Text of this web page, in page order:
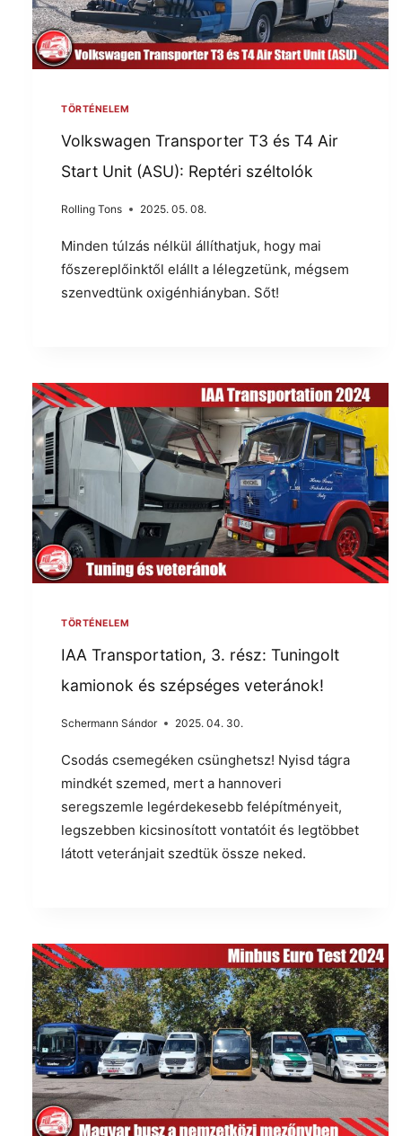
TÖRTÉNELEM
Volkswagen Transporter T3 és T4 Air
Start Unit (ASU): Reptéri széltolók
Rolling Tons 2025. 05. 08.
Minden túlzás nélkül állíthatjuk, hogy mai
főszereplőinktől elállt a lélegzetünk, mégsem
szenvedtünk oxigénhiányban. Sőt!
TÖRTÉNELEM
IAA Transportation, 3. rész: Tuningolt
kamionok és szépséges veteránok!
Schermann Sándor 2025. 04. 30.
Csodás csemegéken csünghetsz! Nyisd tágra
mindkét szemed, mert a hannoveri
seregszemle legérdekesebb felépítményeit,
legszebben kicsinosított vontatóit és legtöbbet
látott veteránjait szedtük össze neked.